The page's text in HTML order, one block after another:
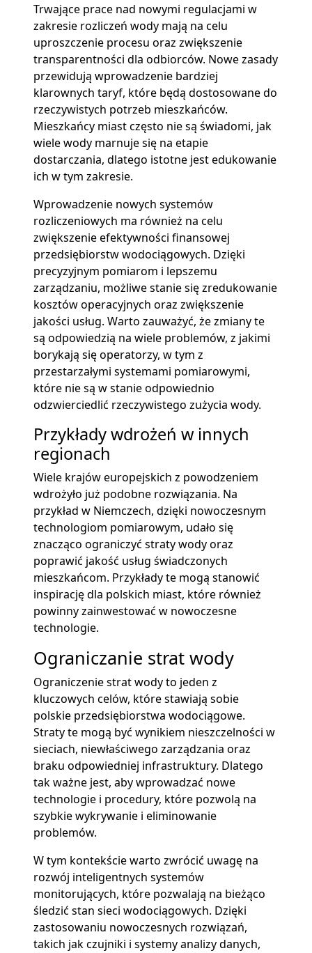
Trwające prace nad nowymi regulacjami w
zakresie rozliczeń wody mają na celu
uproszczenie procesu oraz zwiększenie
transparentności dla odbiorców. Nowe zasady
przewidują wprowadzenie bardziej
klarownych taryf, które będą dostosowane do
rzeczywistych potrzeb mieszkańców.
Mieszkańcy miast często nie są świadomi, jak
wiele wody marnuje się na etapie
dostarczania, dlatego istotne jest edukowanie
ich w tym zakresie.
Wprowadzenie nowych systemów
rozliczeniowych ma również na celu
zwiększenie efektywności finansowej
przedsiębiorstw wodociągowych. Dzięki
precyzyjnym pomiarom i lepszemu
zarządzaniu, możliwe stanie się zredukowanie
kosztów operacyjnych oraz zwiększenie
jakości usług. Warto zauważyć, że zmiany te
są odpowiedzią na wiele problemów, z jakimi
borykają się operatorzy, w tym z
przestarzałymi systemami pomiarowymi,
które nie są w stanie odpowiednio
odzwierciedlić rzeczywistego zużycia wody.
Przykłady wdrożeń w innych
regionach
Wiele krajów europejskich z powodzeniem
wdrożyło już podobne rozwiązania. Na
przykład w Niemczech, dzięki nowoczesnym
technologiom pomiarowym, udało się
znacząco ograniczyć straty wody oraz
poprawić jakość usług świadczonych
mieszkańcom. Przykłady te mogą stanowić
inspirację dla polskich miast, które również
powinny zainwestować w nowoczesne
technologie.
Ograniczanie strat wody
Ograniczenie strat wody to jeden z
kluczowych celów, które stawiają sobie
polskie przedsiębiorstwa wodociągowe.
Straty te mogą być wynikiem nieszczelności w
sieciach, niewłaściwego zarządzania oraz
braku odpowiedniej infrastruktury. Dlatego
tak ważne jest, aby wprowadzać nowe
technologie i procedury, które pozwolą na
szybkie wykrywanie i eliminowanie
problemów.
W tym kontekście warto zwrócić uwagę na
rozwój inteligentnych systemów
monitorujących, które pozwalają na bieżąco
śledzić stan sieci wodociągowych. Dzięki
zastosowaniu nowoczesnych rozwiązań,
takich jak czujniki i systemy analizy danych,